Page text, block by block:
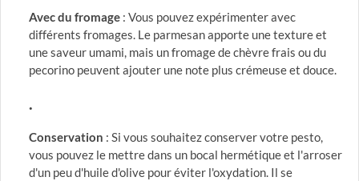
Avec du fromage : Vous pouvez expérimenter avec
différents fromages. Le parmesan apporte une texture et
une saveur umami, mais un fromage de chèvre frais ou du
pecorino peuvent ajouter une note plus crémeuse et douce.
Conservation : Si vous souhaitez conserver votre pesto,
vous pouvez le mettre dans un bocal hermétique et l'arroser
d'un peu d'huile d'olive pour éviter l'oxydation. Il se